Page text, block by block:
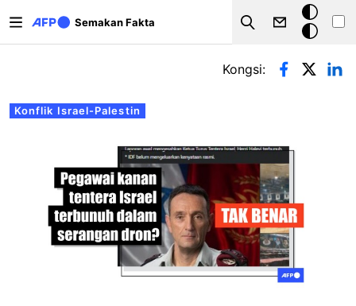
Semakan Fakta
Search
Mod
gelap
Tab-tab utama
Konflik Israel-Palestin
Kongsi: